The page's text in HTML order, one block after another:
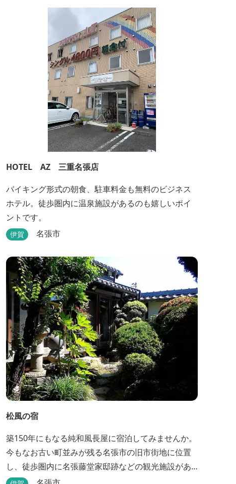
魅力です。 ★源泉100％の野天風呂 源泉100％の野
天風呂が2つあり、38度のぬるめの湯と42度の熱めの
湯があります。ぬるめの湯はじっくりとゆ...
HOTEL AZ 三重名張店
バイキング形式の朝食、駐車料金も無料のビジネス
ホテル。徒歩圏内に温泉施設があるのも嬉しいポイ
ントです。
伊賀 名張市
松風の宿
築150年にもなる純和風長屋に宿泊してみませんか。
今もなお古い町並みが残る名張市の旧市街地に位置
し、徒歩圏内に名張藤堂家邸跡などの観光施設があ
ります。